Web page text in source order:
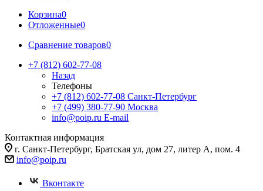
Корзина0
Отложенные0
Сравнение товаров0
+7 (812) 602-77-08
Назад
Телефоны
+7 (812) 602-77-08 Санкт-Петербург
+7 (499) 380-77-90 Москва
info@poip.ru E-mail
Контактная информация
г. Санкт-Петербург, Братская ул, дом 27, литер А, пом. 4
info@poip.ru
Вконтакте